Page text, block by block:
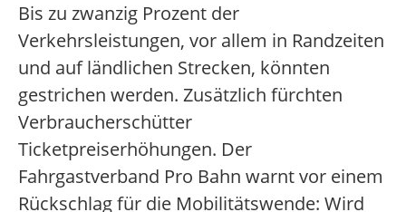
Bis zu zwanzig Prozent der
Verkehrsleistungen, vor allem in Randzeiten
und auf ländlichen Strecken, könnten
gestrichen werden. Zusätzlich fürchten
Verbraucherschütter
Ticketpreiserhöhungen. Der
Fahrgastverband Pro Bahn warnt vor einem
Rückschlag für die Mobilitätswende: Wird